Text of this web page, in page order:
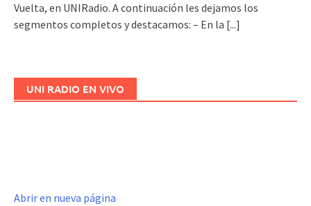
Vuelta, en UNIRadio. A continuación les dejamos los
segmentos completos y destacamos: – En la [...]
UNI RADIO EN VIVO
Abrir en nueva página